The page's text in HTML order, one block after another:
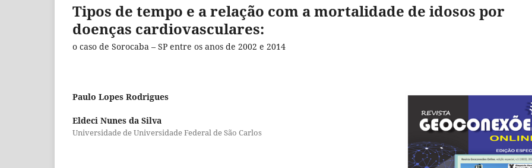
Tipos de tempo e a relação com a mortalidade de idosos por
doenças cardiovasculares:
o caso de Sorocaba – SP entre os anos de 2002 e 2014
Paulo Lopes Rodrigues
Eldeci Nunes da Silva
Universidade de Universidade Federal de São Carlos